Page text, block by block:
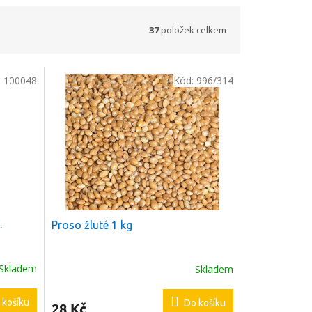
37položek celkem
košíku
100048
Proso žluté 1 kg
Skladem
Do košíku
Kód: 996/314